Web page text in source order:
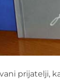
prijatelji,